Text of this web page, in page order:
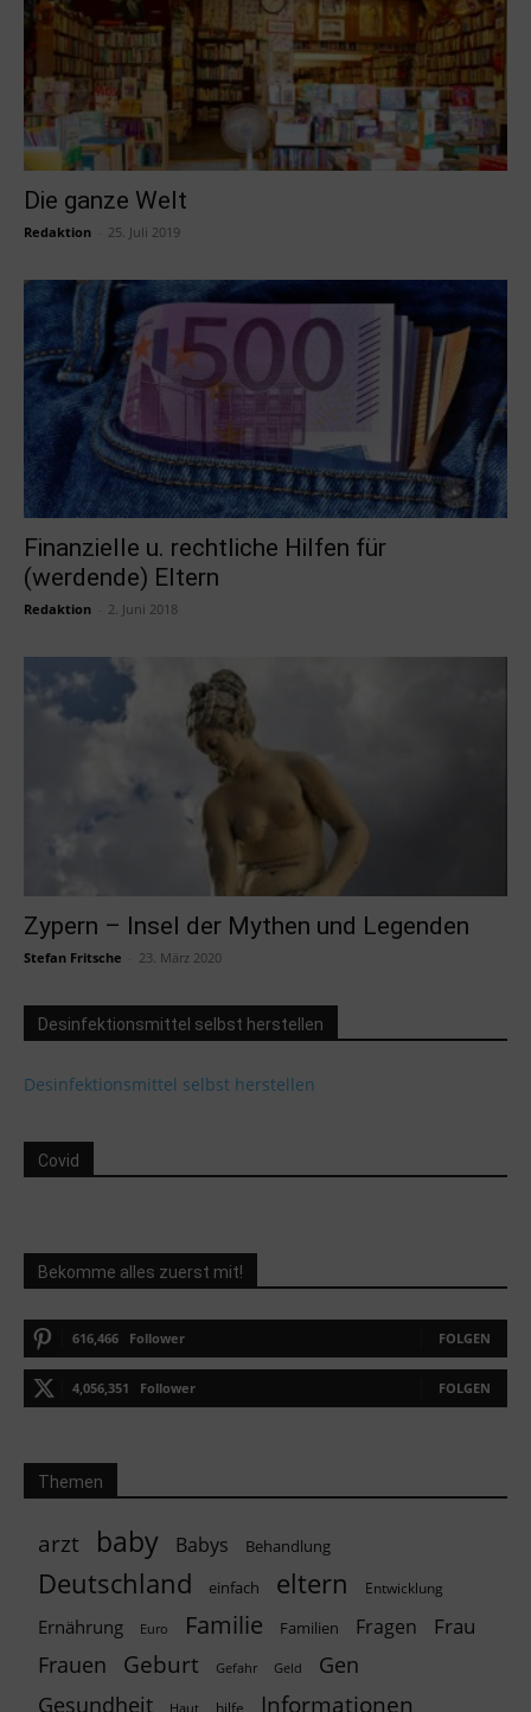
Die ganze Welt
Redaktion 25. Juli 2019
Finanzielle u. rechtliche Hilfen für
(werdende) Eltern
Redaktion 2. Juni 2018
Zypern – Insel der Mythen und Legenden
Stefan Fritsche 23. März 2020
Desinfektionsmittel selbst herstellen
Desinfektionsmittel selbst herstellen
Covid
Bekomme alles zuerst mit!
616,466 Follower FOLGEN
4,056,351 Follower FOLGEN
Themen
arzt baby Babys Behandlung
Deutschland einfach eltern Entwicklung
Ernährung Euro Familie Familien Fragen Frau
Frauen Geburt Gefahr Geld
Gen
Gesundheit
Haut hilfe Informationen